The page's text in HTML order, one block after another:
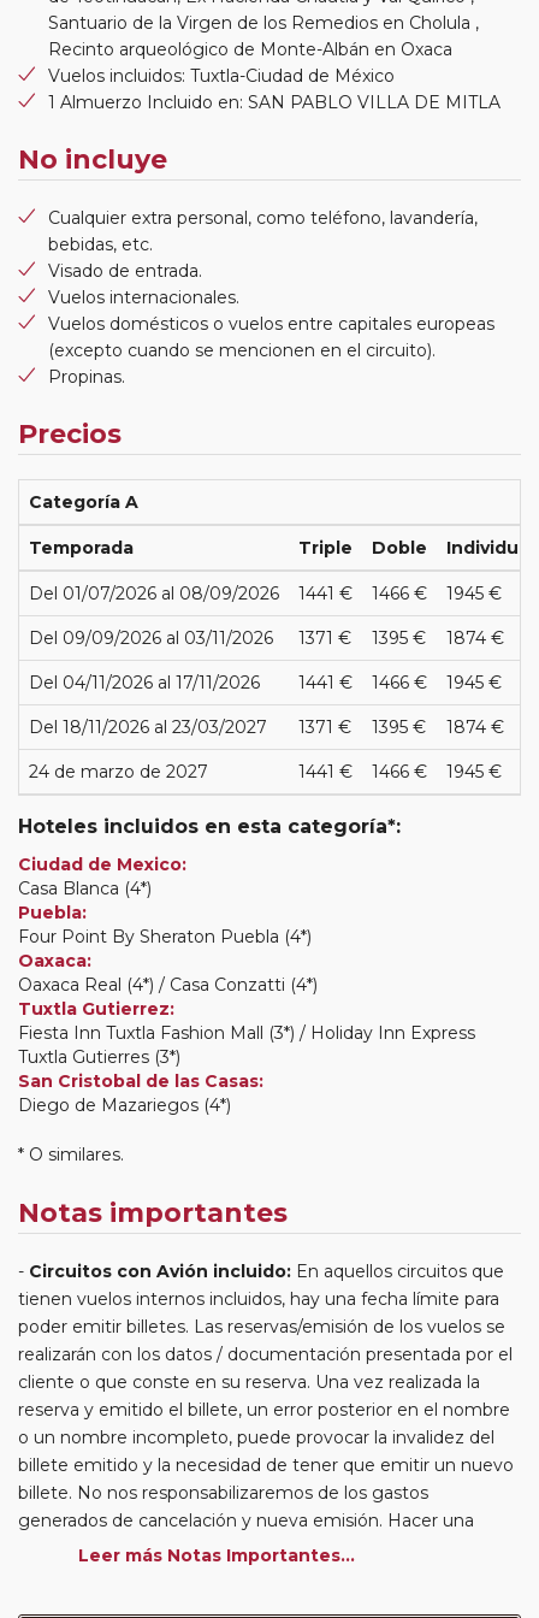
Santuario de la Virgen de los Remedios en Cholula ,
Recinto arqueológico de Monte-Albán en Oxaca
Vuelos incluidos: Tuxtla-Ciudad de México
1 Almuerzo Incluido en: SAN PABLO VILLA DE MITLA
No incluye
Cualquier extra personal, como teléfono, lavandería,
bebidas, etc.
Visado de entrada.
Vuelos internacionales.
Vuelos domésticos o vuelos entre capitales europeas
(excepto cuando se mencionen en el circuito).
Propinas.
Precios
Categoría A
Temporada Triple Doble Individual
Del 01/07/2026 al 08/09/2026 1441 € 1466 € 1945 €
Del 09/09/2026 al 03/11/2026 1371 € 1395 € 1874 €
Del 04/11/2026 al 17/11/2026 1441 € 1466 € 1945 €
Del 18/11/2026 al 23/03/2027 1371 € 1395 € 1874 €
24 de marzo de 2027 1441 € 1466 € 1945 €
Hoteles incluidos en esta categoría*:
Ciudad de Mexico:
Casa Blanca (4*)
Puebla:
Four Point By Sheraton Puebla (4*)
Oaxaca:
Oaxaca Real (4*) / Casa Conzatti (4*)
Tuxtla Gutierrez:
Fiesta Inn Tuxtla Fashion Mall (3*) / Holiday Inn Express
Tuxtla Gutierres (3*)
San Cristobal de las Casas:
Diego de Mazariegos (4*)
* O similares.
Notas importantes
Circuitos con Avión incluido: En aquellos circuitos que
tienen vuelos internos incluidos, hay una fecha límite para
poder emitir billetes. Las reservas/emisión de los vuelos se
realizarán con los datos / documentación presentada por el
cliente o que conste en su reserva. Una vez realizada la
reserva y emitido el billete, un error posterior en el nombre
o un nombre incompleto, puede provocar la invalidez del
billete emitido y la necesidad de tener que emitir un nuevo
billete. No nos responsabilizaremos de los gastos
generados de cancelación y nueva emisión. Hacer una
reserva nueva puede implicar la posibilidad de no conseguir
Leer más Notas Importantes...